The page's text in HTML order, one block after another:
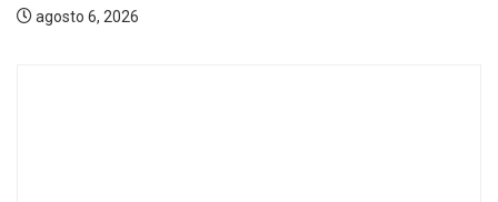
agosto 6, 2026